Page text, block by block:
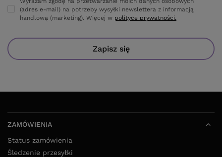
(adres e-mail) na potrzeby wysyłki newslettera z informacją
handlową (marketing). Więcej w polityce prywatności.
Zapisz się
ZAMÓWIENIA
Status zamówienia
Śledzenie przesyłki